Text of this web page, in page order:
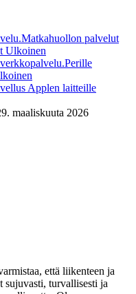
Matkahuollon palvelut
Ulkoinen
Perille
Applen laitteille
maaliskuuta 2026
että liikenteen ja
sujuvasti, turvallisesti ja